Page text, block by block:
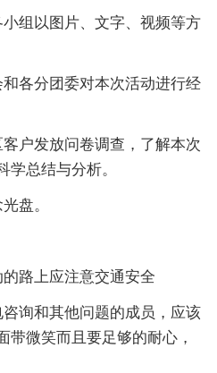
组以图片、文字、视频等方
各分团委对本次活动进行经
户发放问卷调查，了解本次
学总结与分析。
盘。
路上应注意交通安全
询和其他问题的成员，应该
带微笑而且要足够的耐心，